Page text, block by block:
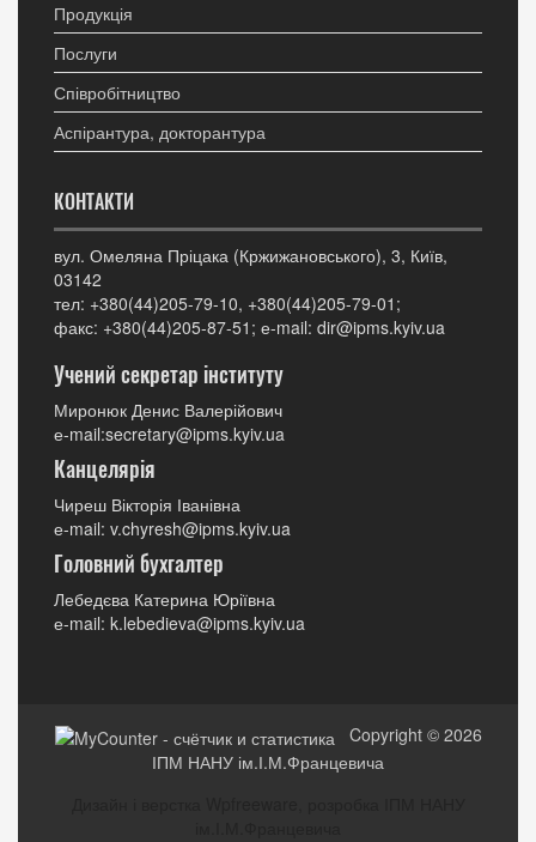
Продукція
Послуги
Співробітництво
Аспірантура, докторантура
КОНТАКТИ
вул. Омеляна Пріцака (Кржижановського), 3, Київ,
03142
тел: +380(44)205-79-10, +380(44)205-79-01;
факс: +380(44)205-87-51; е-mail: dir@ipms.kyiv.ua
Учений секретар інституту
Миронюк Денис Валерійович
е-mail:secretary@ipms.kyiv.ua
Канцелярія
Чиреш Вікторія Іванівна
е-mail: v.chyresh@ipms.kyiv.ua
Головний бухгалтер
Лебедєва Катерина Юріївна
е-mail: k.lebedieva@ipms.kyiv.ua
Copyright © 2026
ІПМ НАНУ ім.І.М.Францевича